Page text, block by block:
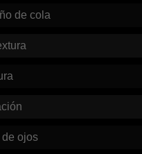
de cola
ojos